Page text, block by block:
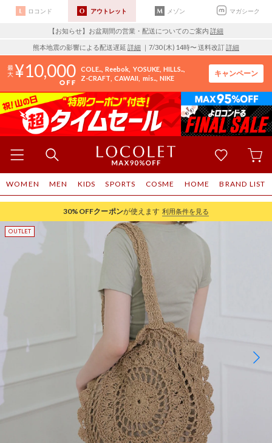
ロコンド アウトレット メゾン マガシーク
【お知らせ】お盆期間の営業・配送についてのご案内 詳細
熊本地震の影響による配送遅延 詳細 ｜7/30 (木) 14時〜 送料改訂詳細
10,000 COLE.. Reebok YOSUKE HILLS..
Z-CRAFT CAWAII mis.. NIKE
キャンペーン
WOMEN MEN KIDS SPORTS COSME HOME BRAND LIST
30%OFFクーポンが使えます 利用条件を見る